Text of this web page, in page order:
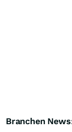
Branchen